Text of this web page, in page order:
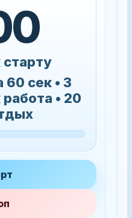
старту
60 сек • 3
работа • 20